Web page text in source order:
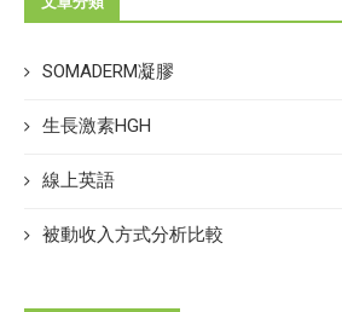
SOMADERM凝膠
生長激素HGH
線上英語
被動收入方式分析比較